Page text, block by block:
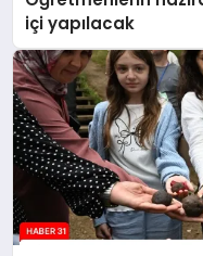
içi yapılacak